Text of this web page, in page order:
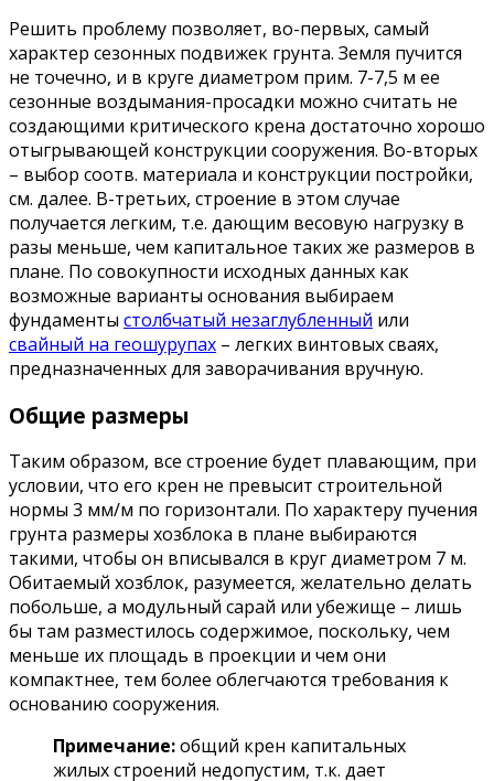
Решить проблему позволяет, во-первых, самый
характер сезонных подвижек грунта. Земля пучится
не точечно, и в круге диаметром прим. 7-7,5 м ее
сезонные воздымания-просадки можно считать не
создающими критического крена достаточно хорошо
отыгрывающей конструкции сооружения. Во-вторых
– выбор соотв. материала и конструкции постройки,
см. далее. В-третьих, строение в этом случае
получается легким, т.е. дающим весовую нагрузку в
разы меньше, чем капитальное таких же размеров в
плане. По совокупности исходных данных как
возможные варианты основания выбираем
фундаменты столбчатый незаглубленный или
свайный на геошурупах – легких винтовых сваях,
предназначенных для заворачивания вручную.
Общие размеры
Таким образом, все строение будет плавающим, при
условии, что его крен не превысит строительной
нормы 3 мм/м по горизонтали. По характеру пучения
грунта размеры хозблока в плане выбираются
такими, чтобы он вписывался в круг диаметром 7 м.
Обитаемый хозблок, разумеется, желательно делать
побольше, а модульный сарай или убежище – лишь
бы там разместилось содержимое, поскольку, чем
меньше их площадь в проекции и чем они
компактнее, тем более облегчаются требования к
основанию сооружения.
Примечание:общий крен капитальных
жилых строений недопустим, т.к. дает